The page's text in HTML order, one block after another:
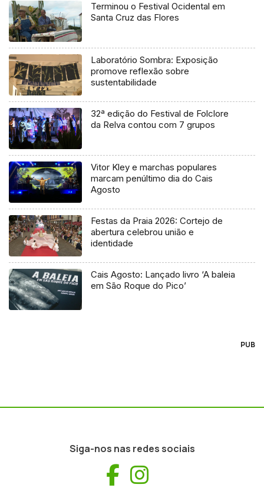
Terminou o Festival Ocidental em
Santa Cruz das Flores
Laboratório Sombra: Exposição
promove reflexão sobre
sustentabilidade
32ª edição do Festival de Folclore
da Relva contou com 7 grupos
Vitor Kley e marchas populares
marcam penúltimo dia do Cais
Agosto
Festas da Praia 2026: Cortejo de
abertura celebrou união e
identidade
Cais Agosto: Lançado livro ‘A baleia
em São Roque do Pico’
PUB
Siga-nos nas redes sociais
Facebook